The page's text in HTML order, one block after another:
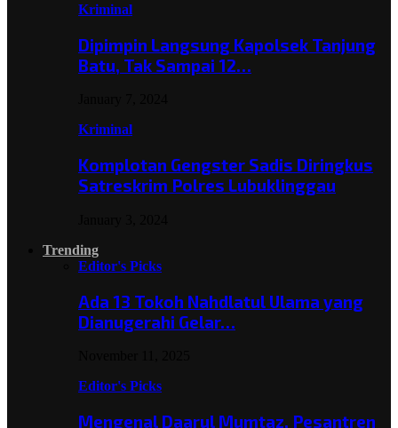
Kriminal
Dipimpin Langsung Kapolsek Tanjung
Batu, Tak Sampai 12…
Kriminal
Komplotan Gengster Sadis Diringkus
Satreskrim Polres Lubuklinggau
Trending
Editor's Picks
Ada 13 Tokoh Nahdlatul Ulama yang
Dianugerahi Gelar…
Editor's Picks
Mengenal Daarul Mumtaz, Pesantren